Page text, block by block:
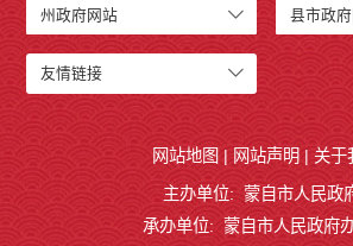
州政府网站 县市政
友情链接
网站地图 | 网站声明 | 关于
主办单位: 蒙自市人民政
承办单位: 蒙自市人民政府